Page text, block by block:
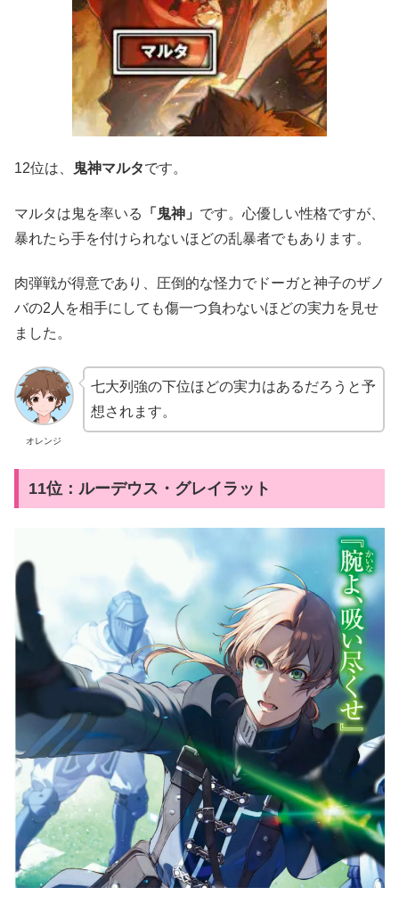
12位は、 鬼神マルタです。
マルタは鬼を率いる 「鬼神」 です。心優しい性格ですが、
暴れたら手を付けられないほどの乱暴者でもあります。
肉弾戦が得意であり、圧倒的な怪力でドーガと神子のザノ
バの2人を相手にしても傷一つ負わないほどの実力を見せ
ました。
オレンジ
七大列強の下位ほどの実力はあるだろうと予
想されます。
11位：ルーデウス・グレイラット